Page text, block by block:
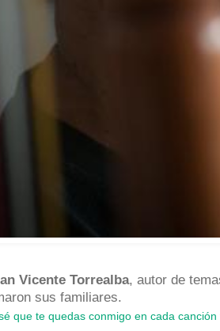
Vicente Torrealba, autor de
sus familiares.
que te quedas conmigo en cada